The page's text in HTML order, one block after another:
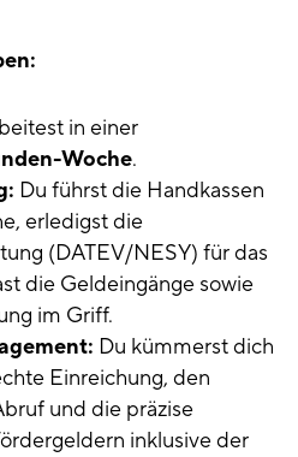
in einer
Woche.
Du führst die Handkassen
erledigst die
(DATEV/NESY) für das
die Geldeingänge sowie
im Griff.
Du kümmerst dich
Einreichung, den
und die präzise
inklusive der